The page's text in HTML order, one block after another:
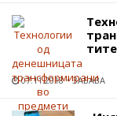
тите
07.11.2018 ЗАБАВА